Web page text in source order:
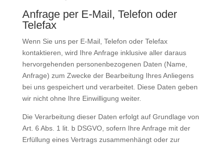
Anfrage per E-Mail, Telefon oder
Telefax
Wenn Sie uns per E-Mail, Telefon oder Telefax
kontaktieren, wird Ihre Anfrage inklusive aller daraus
hervorgehenden personenbezogenen Daten (Name,
Anfrage) zum Zwecke der Bearbeitung Ihres Anliegens
bei uns gespeichert und verarbeitet. Diese Daten geben
wir nicht ohne Ihre Einwilligung weiter.
Die Verarbeitung dieser Daten erfolgt auf Grundlage von
Art. 6 Abs. 1 lit. b DSGVO, sofern Ihre Anfrage mit der
Erfüllung eines Vertrags zusammenhängt oder zur